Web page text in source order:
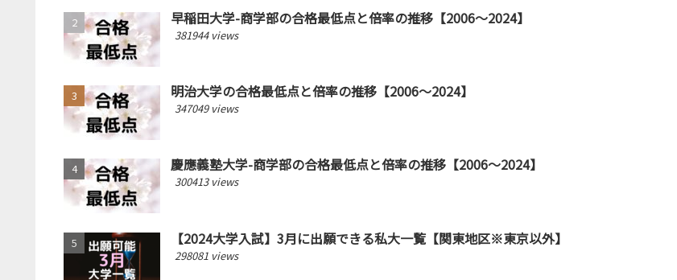
早稲田大学-商学部の合格最低点と倍率の推移【2006～2024】
381944 views
明治大学の合格最低点と倍率の推移【2006～2024】
347049 views
慶應義塾大学-商学部の合格最低点と倍率の推移【2006～2024】
300413 views
【2024大学入試】3月に出願できる私大一覧【関東地区※東京以外】
298081 views